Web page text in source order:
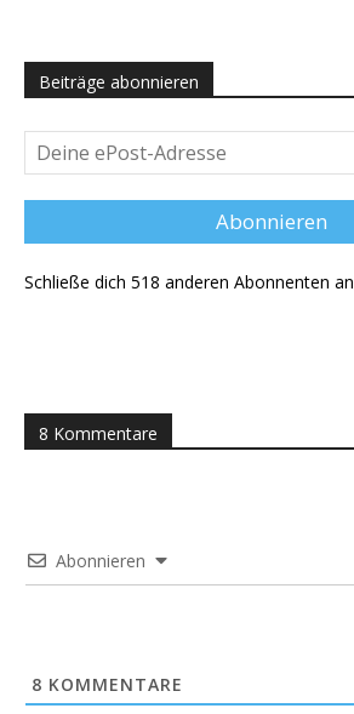
Beiträge abonnieren
Deine
ePost-
Adresse
Abonnieren
Schließe dich 518 anderen Abonnenten an
8 Kommentare
Abonnieren
8 KOMMENTARE